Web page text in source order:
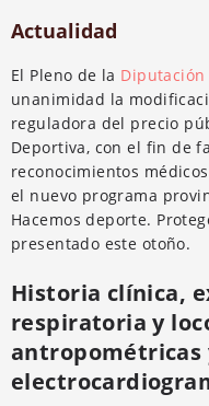
Actualidad
El Pleno de la Diputación
unanimidad la
reguladora del precio
Deportiva, con el fin de
reconocimientos
el nuevo programa
Hacemos deporte.
presentado este otoño.
Historia clínica,
respiratoria y
antropométricas